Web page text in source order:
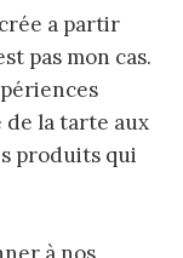
a partir
pas mon cas.
de la tarte aux
produits qui